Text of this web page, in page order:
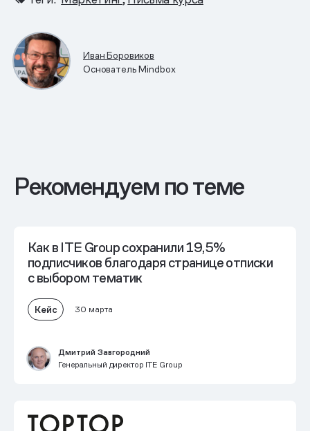
Иван Боровиков
Основатель Mindbox
Рекомендуем по теме
Как в ITE Groupсохранили 19,5%
подписчиков благодаря странице отписки
с выбором тематик
Кейс 30 марта
Дмитрий Завгородний
Генеральный директор ITE Group